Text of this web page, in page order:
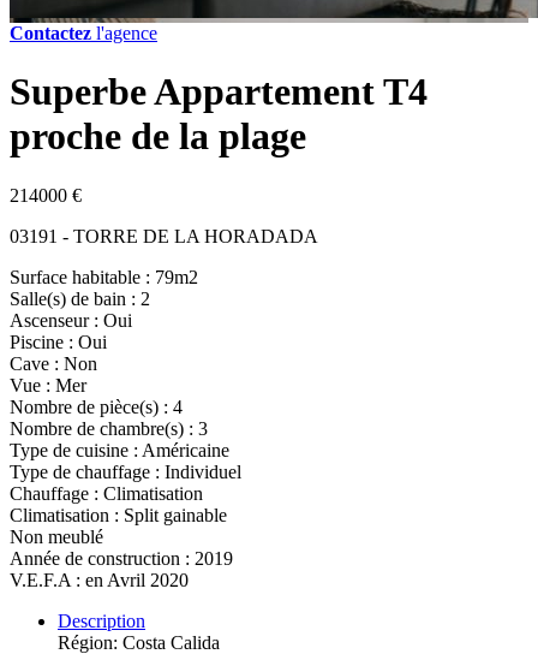
Contactez l'agence
Superbe Appartement T4
proche de la plage
214000 €
03191 - TORRE DE LA HORADADA
Surface habitable : 79m2
Salle(s) de bain : 2
Ascenseur : Oui
Piscine : Oui
Cave : Non
Vue : Mer
Nombre de pièce(s) : 4
Nombre de chambre(s) : 3
Type de cuisine : Américaine
Type de chauffage : Individuel
Chauffage : Climatisation
Climatisation : Split gainable
Non meublé
Année de construction : 2019
V.E.F.A : en Avril 2020
Description
Région: Costa Calida